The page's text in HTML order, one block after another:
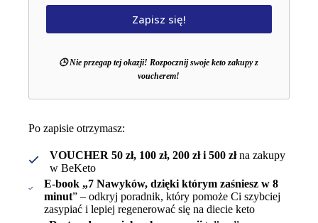
Zapisz się!
🕒 Nie przegap tej okazji! Rozpocznij swoje keto zakupy z
voucherem!
Po zapisie otrzymasz:
VOUCHER 50 zł, 100 zł, 200 zł i 500 złna zakupy
w BeKeto
E-book „7 Nawyków, dzięki którym zaśniesz w 8
minut” – odkryj poradnik, który pomoże Ci szybciej
zasypiać i lepiej regenerować się na diecie keto